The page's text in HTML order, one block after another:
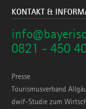
KONTAKT &
0821 - 450
Presse
Tourismusverband
dwif-Studie zum